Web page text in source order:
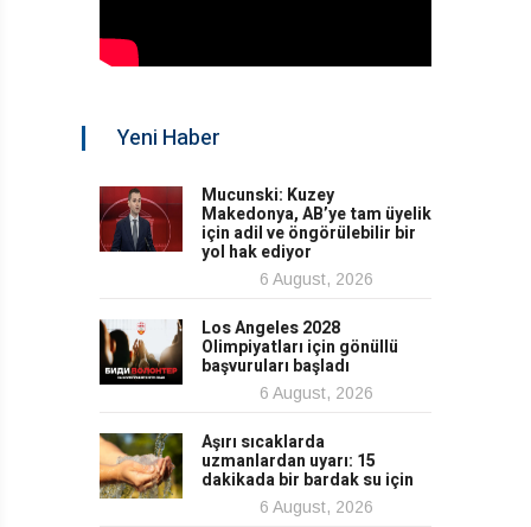
Yeni Haber
Mucunski: Kuzey
Makedonya, AB’ye tam üyelik
için adil ve öngörülebilir bir
yol hak ediyor
6 August, 2026
Los Angeles 2028
Olimpiyatları için gönüllü
başvuruları başladı
6 August, 2026
Aşırı sıcaklarda
uzmanlardan uyarı: 15
dakikada bir bardak su için
6 August, 2026